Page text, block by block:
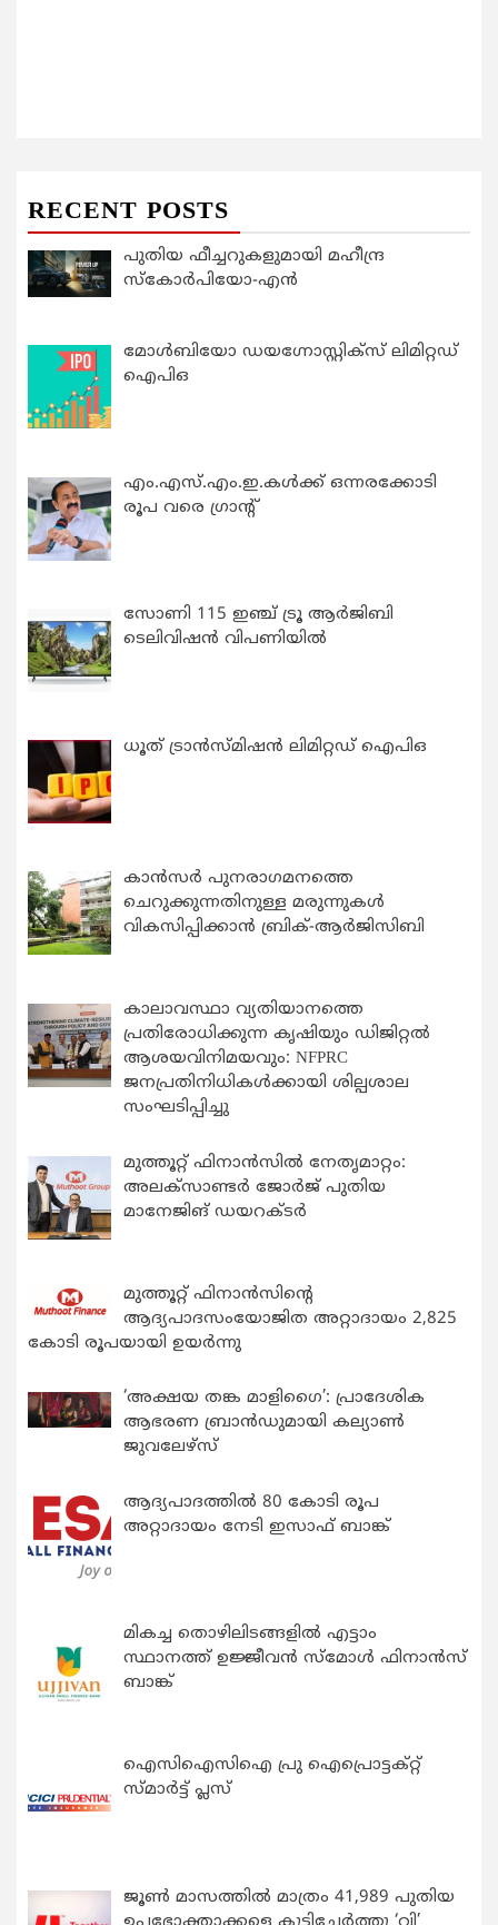
RECENT POSTS
പുതിയ ഫീച്ചറുകളുമായി മഹീന്ദ്ര
സ്കോർപിയോ-എൻ
മോൾബിയോ ഡയഗ്നോസ്റ്റിക്സ് ലിമിറ്റഡ്
ഐപിഒ
എം.എസ്.എം.ഇ.കൾക്ക് ഒന്നരക്കോടി
രൂപ വരെ ഗ്രാന്റ്
സോണി 115 ഇഞ്ച് ട്രൂ ആർജിബി
ടെലിവിഷൻ വിപണിയിൽ
ധൂത് ട്രാൻസ്മിഷൻ ലിമിറ്റഡ് ഐപിഒ
കാന്‍സര്‍ പുനരാഗമനത്തെ
ചെറുക്കുന്നതിനുള്ള മരുന്നുകള്‍
വികസിപ്പിക്കാന്‍ ബ്രിക്-ആര്‍ജിസിബി
കാലാവസ്ഥാ വ്യതിയാനത്തെ
പ്രതിരോധിക്കുന്ന കൃഷിയും ഡിജിറ്റൽ
ആശയവിനിമയവും: NFPRC
ജനപ്രതിനിധികൾക്കായി ശില്പശാല
സംഘടിപ്പിച്ചു
മുത്തൂറ്റ് ഫിനാൻസിൽ നേതൃമാറ്റം:
അലക്സാണ്ടർ ജോർജ് പുതിയ
മാനേജിങ് ഡയറക്ടർ
മുത്തൂറ്റ് ഫിനാൻസിന്റെ
ആദ്യപാദസംയോജിത അറ്റാദായം 2,825
കോടി രൂപയായി ഉയർന്നു
‘അക്ഷയ തങ്ക മാളിഗൈ’: പ്രാദേശിക
ആഭരണ ബ്രാന്‍ഡുമായി കല്യാണ്‍
ജുവലേഴ്‌സ്
ആദ്യപാദത്തിൽ 80 കോടി രൂപ
അറ്റാദായം നേടി ഇസാഫ് ബാങ്ക്
മികച്ച തൊഴിലിടങ്ങളിൽ എട്ടാം
സ്ഥാനത്ത് ഉജ്ജീവൻ സ്മോൾ ഫിനാൻസ്
ബാങ്ക്
ഐസിഐസിഐ പ്രു ഐപ്രൊട്ടക്റ്റ്
സ്മാർട്ട് പ്ലസ്
ജൂൺ മാസത്തിൽ മാത്രം 41,989 പുതിയ